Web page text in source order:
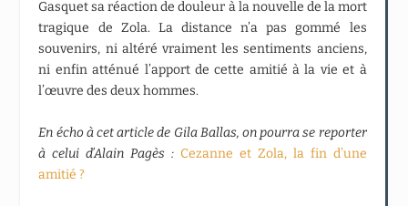
Gasquet sa réaction de douleur à la nouvelle de la mort
tragique de Zola. La distance n’a pas gommé les
souvenirs, ni altéré vraiment les sentiments anciens,
ni enfin atténué l’apport de cette amitié à la vie et à
l’œuvre des deux hommes.
En écho à cet article de Gila Ballas, on pourra se reporter
à celui d’Alain Pagès : Cezanne et Zola, la fin d’une
amitié ?